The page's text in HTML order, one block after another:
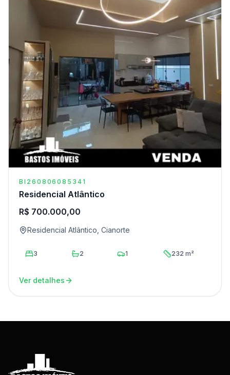
BI260806085341
Residencial Atlântico
R$ 700.000,00
Residencial Atlântico, Cianorte
3 2 1 232 m²
Ver detalhes